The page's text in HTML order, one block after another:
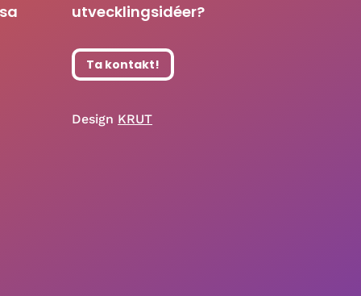
utvecklingsidéer?
Ta kontakt!
Design KRUT